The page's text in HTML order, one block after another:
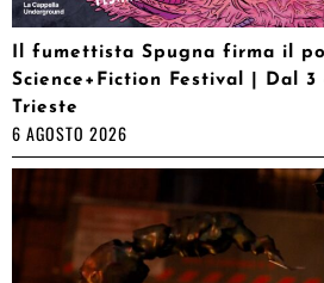
Il fumettista Spugna firma il
Science+Fiction Festival | Dal 3
Trieste
6 AGOSTO 2026